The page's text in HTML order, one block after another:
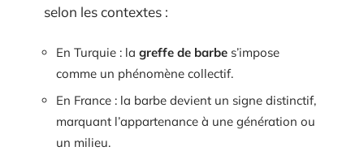
selon les contextes :
En Turquie : la greffe de barbe s’impose
comme un phénomène collectif.
En France : la barbe devient un signe distinctif,
marquant l’appartenance à une génération ou
un milieu.